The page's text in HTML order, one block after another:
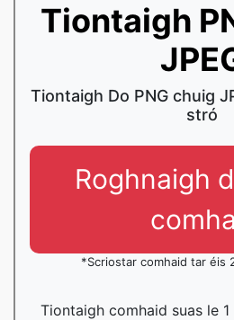
Tiontaigh
Tiontaigh Do PNG chuig
stró
Roghnaigh
*Scriostar comhaid tar éis
Tiontaigh comhaid suas le